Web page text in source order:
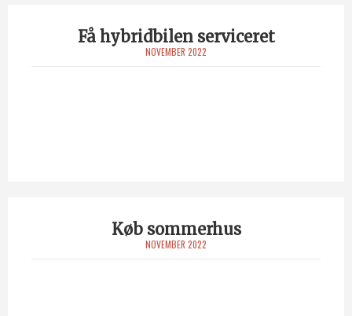
Få hybridbilen serviceret
NOVEMBER 2022
Køb sommerhus
NOVEMBER 2022